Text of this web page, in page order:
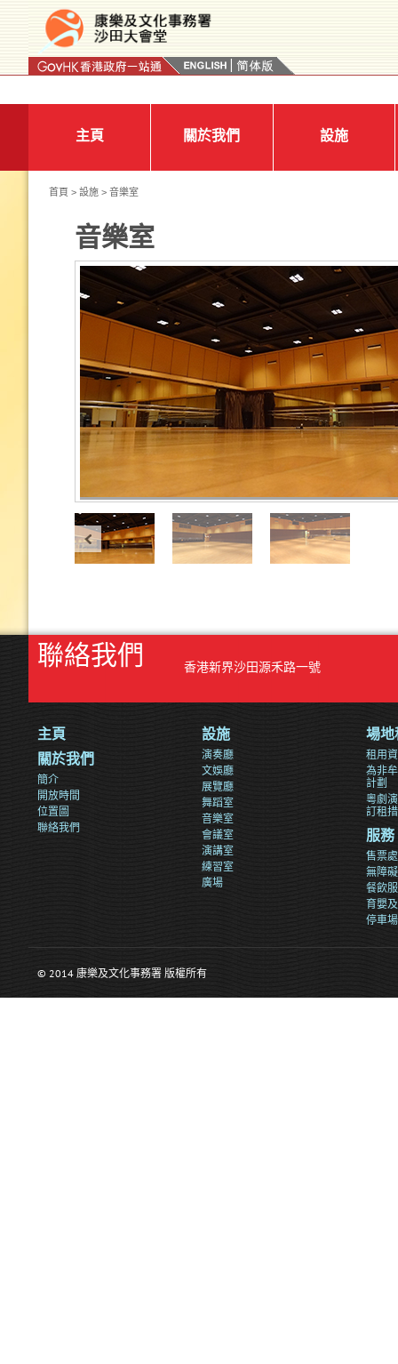
主頁 關於我們 設施
首頁 > 設施 > 音樂室
音樂室
聯絡我們 香港新界沙田源禾路一號
主頁
關於我們
簡介
開放時間
位置圖
聯絡我們
設施
演奏廳
文娛廳
展覽廳
舞蹈室
音樂室
會議室
演講室
練習室
廣場
場地
租用
為非
計劃
粵劇
訂租
服務
售票處
無障
餐飲
育嬰
停車場
© 2014 康樂及文化事務署 版權所有